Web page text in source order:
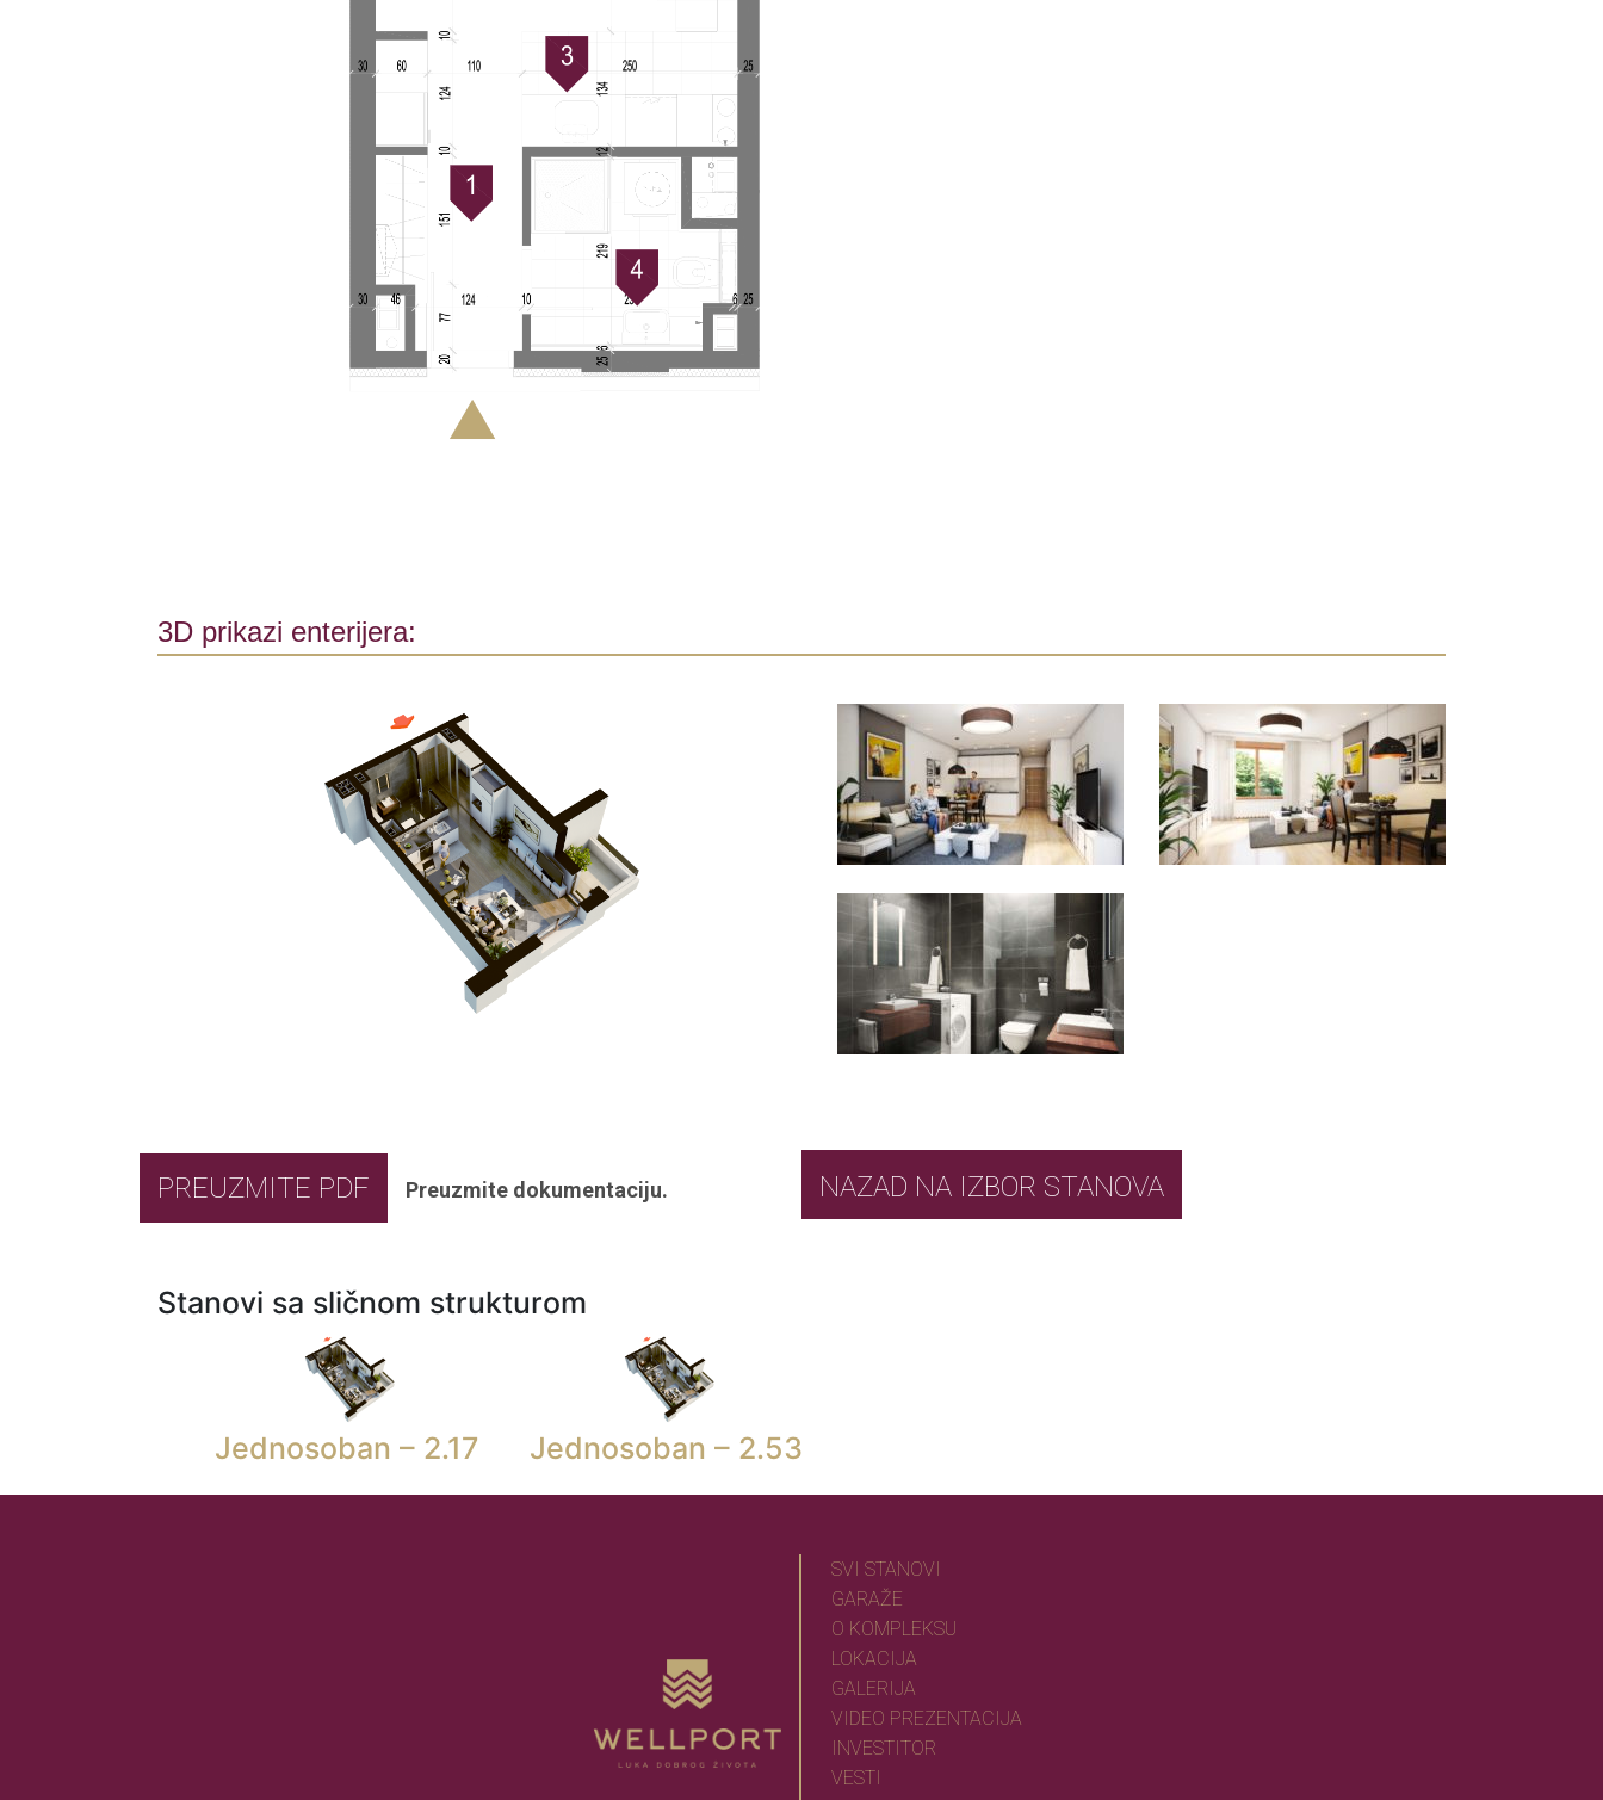
3D prikazi enterijera:
PREUZMITE PDF Preuzmite dokumentaciju. NAZAD NA IZBOR STANOVA
Stanovi sa sličnom strukturom
Jednosoban – 2.17 Jednosoban – 2.53
SVI STANOVI
GARAŽE
O KOMPLEKSU
LOKACIJA
GALERIJA
VIDEO PREZENTACIJA
INVESTITOR
VESTI